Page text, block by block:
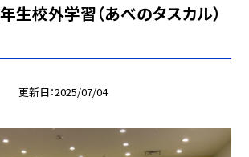
生校外学習（あべのタスカル）
更新日 2025/07/04